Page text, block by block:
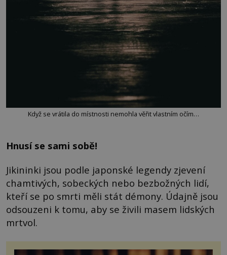
Když se vrátila do místnosti nemohla věřit vlastním očím…
Hnusí se sami sobě!
Jikininki jsou podle japonské legendy zjevení
chamtivých, sobeckých nebo bezbožných lidí,
kteří se po smrti měli stát démony. Údajně jsou
odsouzeni k tomu, aby se živili masem lidských
mrtvol.